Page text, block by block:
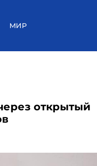
МИР
открытый